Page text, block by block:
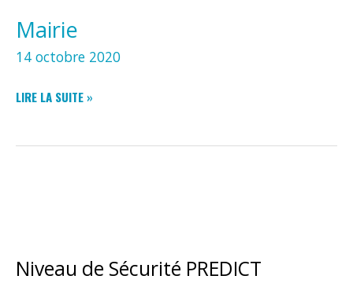
Mairie
14 octobre 2020
MAIRIE
LIRE LA SUITE »
Niveau de Sécurité PREDICT